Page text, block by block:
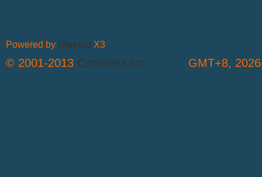
GMT+8,
Powered by Discuz! X3
© 2001-2013 Comsenz Inc.